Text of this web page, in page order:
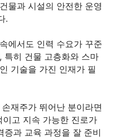
물과 시설의 안전한 운영
.
에서도 인력 수요가 꾸준
특히 건물 고층화와 스마
기술을 가진 인재가 필
재주가 뛰어난 분이라면
고 지속 가능한 진로가
증과 교육 과정을 잘 준비